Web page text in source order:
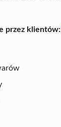
przez klientów: